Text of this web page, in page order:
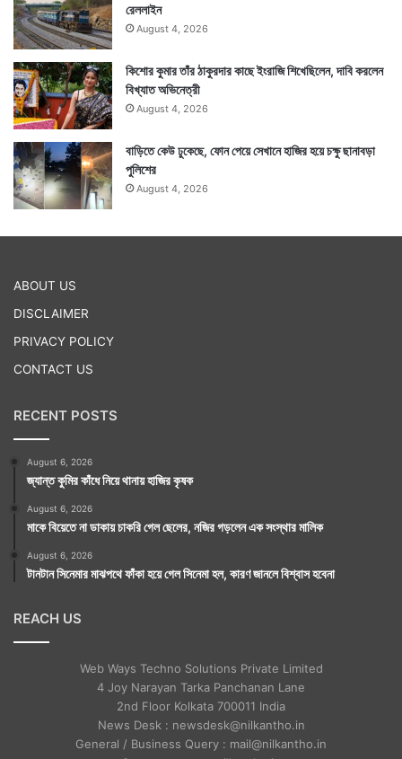
রেললাইন
August 4, 2026
কিশোর কুমার তাঁর ঠাকুরদার কাছে ইংরাজি শিখেছিলেন, দাবি করলেন
বিখ্যাত অভিনেত্রী
August 4, 2026
বাড়িতে কেউ ঢুকেছে, ফোন পেয়ে সেখানে হাজির হয়ে চক্ষু ছানাবড়া
পুলিশের
August 4, 2026
ABOUT US
DISCLAIMER
PRIVACY POLICY
CONTACT US
RECENT POSTS
August 6, 2026
জ্যান্ত কুমির কাঁধে নিয়ে থানায় হাজির কৃষক
August 6, 2026
মাকে বিয়েতে না ডাকায় চাকরি গেল ছেলের, নজির গড়লেন এক সংস্থার মালিক
August 6, 2026
টানটান সিনেমার মাঝপথে ফাঁকা হয়ে গেল সিনেমা হল, কারণ জানলে বিশ্বাস হবেনা
REACH US
Web Ways Techno Solutions Private Limited
4 Joy Narayan Tarka Panchanan Lane
2nd Floor Kolkata 700011 India
News Desk : newsdesk@nilkantho.in
General / Business Query : mail@nilkantho.in